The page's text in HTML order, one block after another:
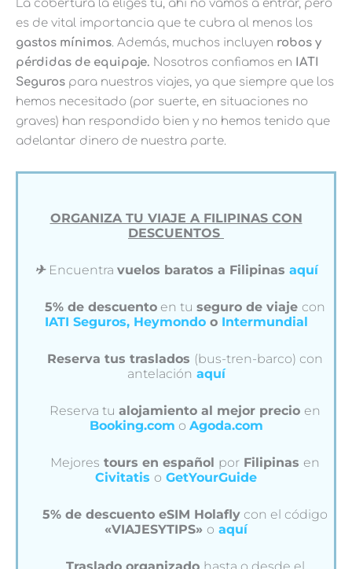
La cobertura la eliges tú, ahí no vamos a entrar, pero
es de vital importancia que te cubra al menos los
gastos mínimos. Además, muchos incluyen robos y
pérdidas de equipaje. Nosotros confiamos en IATI
Seguros para nuestros viajes, ya que siempre que los
hemos necesitado (por suerte, en situaciones no
graves) han respondido bien y no hemos tenido que
adelantar dinero de nuestra parte.
ORGANIZA TU VIAJE A FILIPINAS CON
DESCUENTOS
✈︎ Encuentra vuelos baratos a Filipinas aquí
5% de descuento en tuseguro de viaje con
IATI Seguros, Heymondoo Intermundial
Reserva tus traslados (bus-tren-barco) con
antelación aquí
Reserva tu alojamiento al mejor precio en
Booking.com o Agoda.com
Mejores tours en español por Filipinas en
Civitatis o GetYourGuide
5% de descuento eSIM Holafly con el código
«VIAJESYTIPS» o aquí